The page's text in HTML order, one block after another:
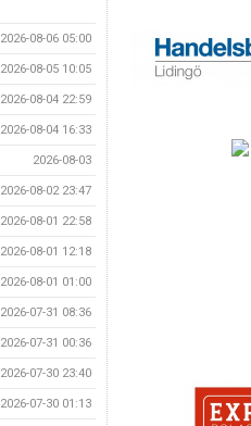
2026-08-06 05:00
2026-08-05 10:05
2026-08-04 22:59
2026-08-04 16:33
2026-08-03
2026-08-02 23:47
2026-08-01 22:58
2026-08-01 12:18
2026-08-01 01:00
2026-07-31 08:36
2026-07-31 00:36
2026-07-30 23:40
2026-07-30 01:13